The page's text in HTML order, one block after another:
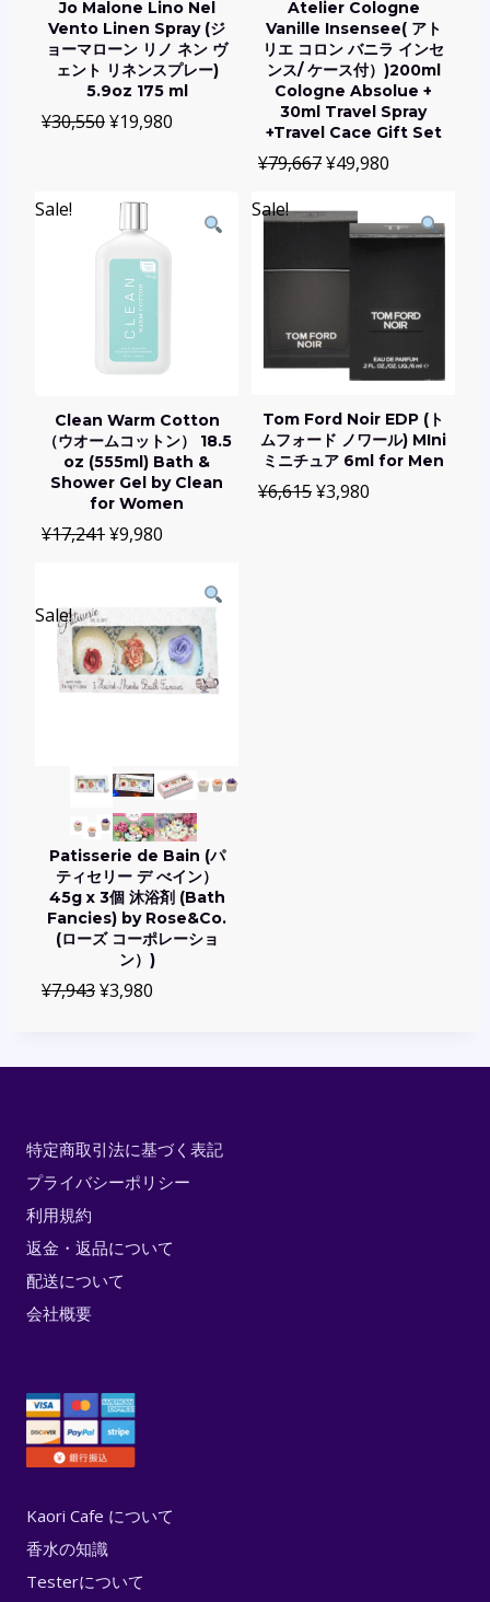
Jo Malone Lino Nel
Vento Linen Spray (ジ
ョーマローン リノ ネン ヴ
ェント リネンスプレー)
5.9oz 175 ml
¥30,550¥19,980
Atelier Cologne
Vanille Insensee( アト
リエ コロン バニラ インセ
ンス/ ケース付）)200ml
Cologne Absolue +
30ml Travel Spray
+Travel Cace Gift Set
¥79,667¥49,980
Sale!
Clean Warm Cotton
（ウオームコットン） 18.5
oz (555ml) Bath &
Shower Gel by Clean
for Women
¥17,241¥9,980
Sale!
Tom Ford Noir EDP (ト
ムフォード ノワール) MIni
ミニチュア 6ml for Men
¥6,615¥3,980
Sale!
Patisserie de Bain (パ
ティセリー デ べイン）
45g x 3個 沐浴剤 (Bath
Fancies) by Rose&Co.
(ローズ コーポレーショ
ン）)
¥7,943¥3,980
特定商取引法に基づく表記
プライバシーポリシー
利用規約
返金・返品について
配送について
会社概要
Kaori Cafe について
香水の知識
Testerについて